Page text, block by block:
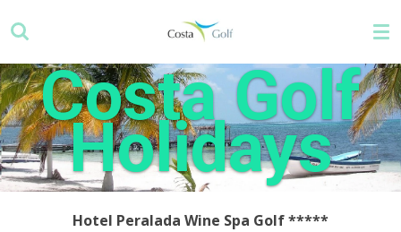
Hauptinhalt
springenCosta Golf
Holidays
Hotel Peralada Wine Spa Golf *****